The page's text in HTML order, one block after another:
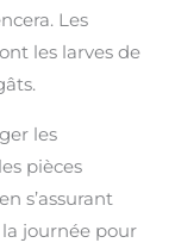
Les
les larves de
les
pièces
s’assurant
journée pour